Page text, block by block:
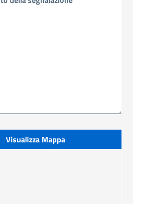
Visualizza Mappa